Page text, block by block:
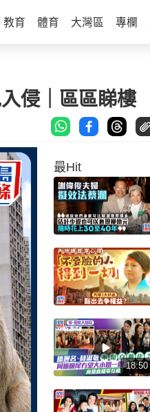
教育 體育 大灣區 專欄
侵｜區區睇樓
最Hit
18:50